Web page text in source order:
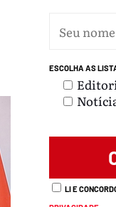
ESCOLHA AS
LI E